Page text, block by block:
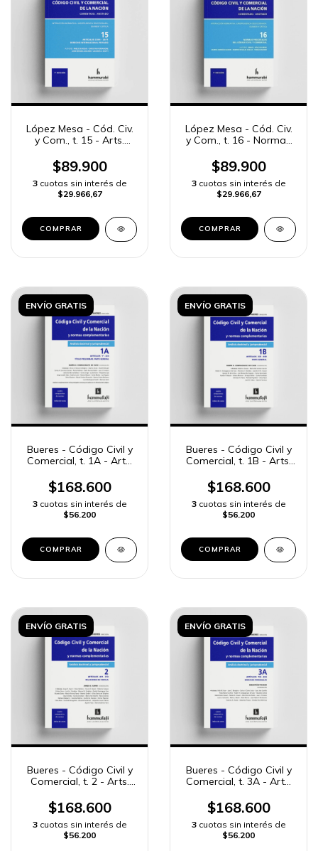
López Mesa - Cód. Civ.
y Com., t. 15 - Arts.
$89.900
3 cuotas sin interés de
$29.966,67
COMPRAR
López Mesa - Cód. Civ.
y Com., t. 16 - Normas
$89.900
3 cuotas sin interés de
$29.966,67
COMPRAR
ENVÍO GRATIS
Bueres - Código Civil y
Comercial, t. 1A - Arts.
$168.600
3 cuotas sin interés de
$56.200
COMPRAR
ENVÍO GRATIS
Bueres - Código Civil y
Comercial, t. 1B - Arts.
$168.600
3 cuotas sin interés de
$56.200
COMPRAR
ENVÍO GRATIS
Bueres - Código Civil y
Comercial, t. 2 - Arts.
$168.600
3 cuotas sin interés de
$56.200
ENVÍO GRATIS
Bueres - Código Civil y
Comercial, t. 3A - Arts.
$168.600
3 cuotas sin interés de
$56.200